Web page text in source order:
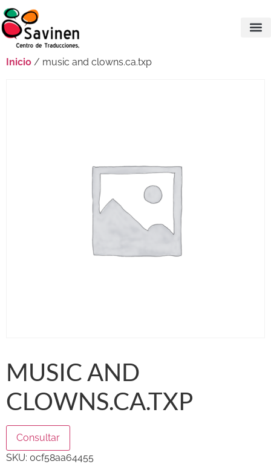
Inicio / music and clowns.ca.txp
MUSIC AND
CLOWNS.CA.TXP
Consultar
SKU: 0cf58aa64455